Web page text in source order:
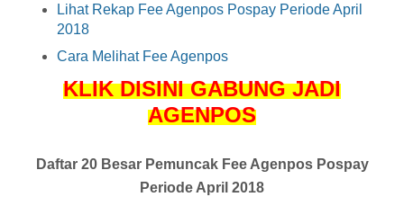
Lihat Rekap Fee Agenpos Pospay Periode April
2018
Cara Melihat Fee Agenpos
KLIK DISINI GABUNG JADI
AGENPOS
Daftar 20 Besar Pemuncak Fee Agenpos Pospay
Periode April 2018